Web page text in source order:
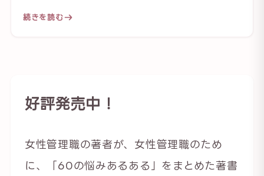
続きを読む
好評発売中！
女性管理職の著者が、女性管理職のため
に、「60の悩みあるある」をまとめた著書